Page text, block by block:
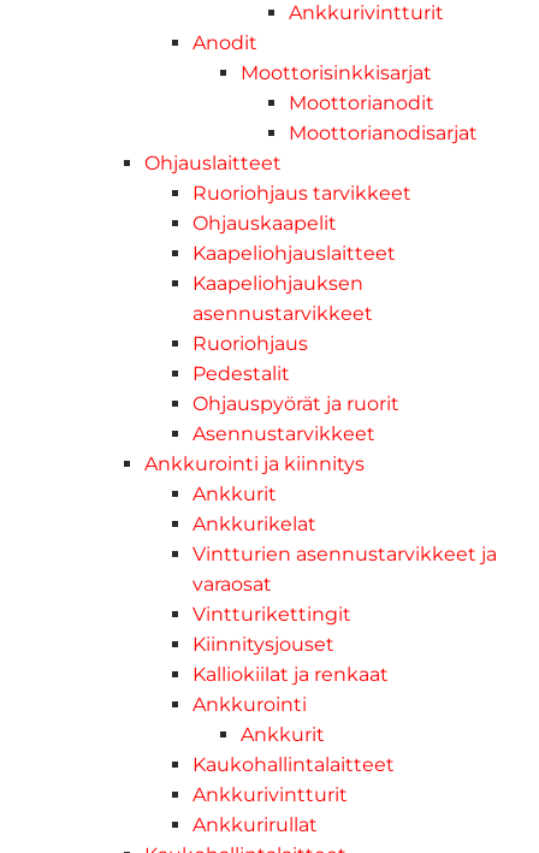
Ankkurivintturit
Anodit
Moottorisinkkisarjat
Moottorianodit
Moottorianodisarjat
Ohjauslaitteet
Ruoriohjaus tarvikkeet
Ohjauskaapelit
Kaapeliohjauslaitteet
Kaapeliohjauksen
asennustarvikkeet
Ruoriohjaus
Pedestalit
Ohjauspyörät ja ruorit
Asennustarvikkeet
Ankkurointi ja kiinnitys
Ankkurit
Ankkurikelat
Vintturien asennustarvikkeet ja
varaosat
Vintturikettingit
Kiinnitysjouset
Kalliokiilat ja renkaat
Ankkurointi
Ankkurit
Kaukohallintalaitteet
Ankkurivintturit
Ankkurirullat